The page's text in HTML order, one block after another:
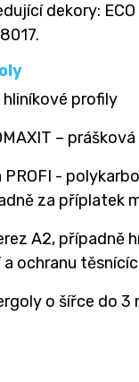
dekory:
profily
–
PROFI -
za příplatek
A2, případně
ochranu
o šířce do 3